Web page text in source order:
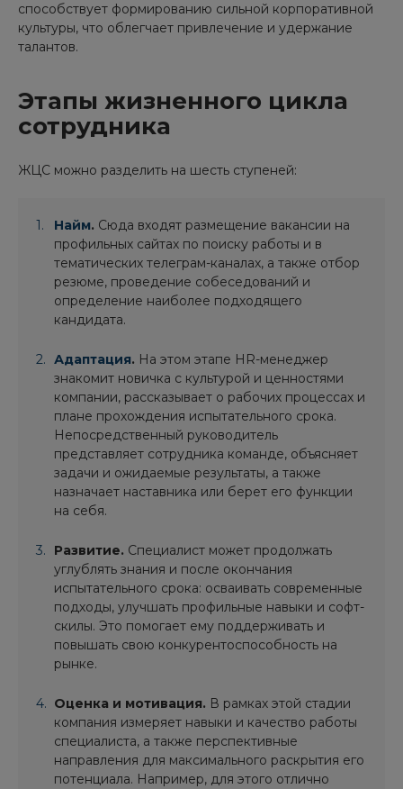
способствует формированию сильной корпоративной
культуры, что облегчает привлечение и удержание
талантов.
Этапы жизненного цикла
сотрудника
ЖЦС можно разделить на шесть ступеней:
Найм. Сюда входят размещение вакансии на
профильных сайтах по поиску работы и в
тематических телеграм-каналах, а также отбор
резюме, проведение собеседований и
определение наиболее подходящего
кандидата.
Адаптация. На этом этапе HR-менеджер
знакомит новичка с культурой и ценностями
компании, рассказывает о рабочих процессах и
плане прохождения испытательного срока.
Непосредственный руководитель
представляет сотрудника команде, объясняет
задачи и ожидаемые результаты, а также
назначает наставника или берет его функции
на себя.
Развитие. Специалист может продолжать
углублять знания и после окончания
испытательного срока: осваивать современные
подходы, улучшать профильные навыки и софт-
скилы. Это помогает ему поддерживать и
повышать свою конкурентоспособность на
рынке.
Оценка и мотивация. В рамках этой стадии
компания измеряет навыки и качество работы
специалиста, а также перспективные
направления для максимального раскрытия его
потенциала. Например, для этого отлично